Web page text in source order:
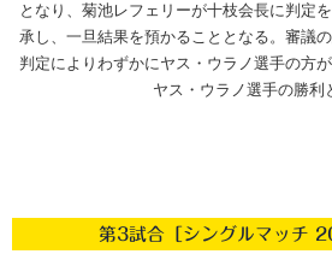
となり、菊池レフェリーが十枝会長に判定
承し、一旦結果を預かることとなる。審議
判定によりわずかにヤス・ウラノ選手の方
ヤス・ウラノ選手の勝利
第3試合［シングルマッチ